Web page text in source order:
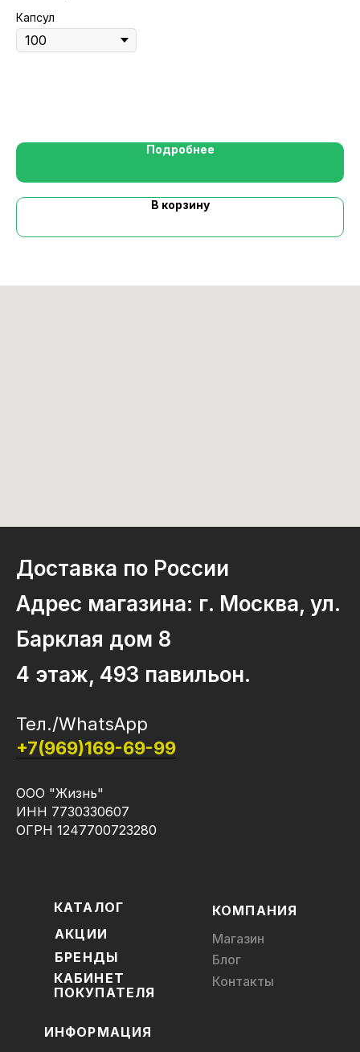
Капсул
Подробнее
В корзину
Доставка по России
Адрес магазина: г. Москва, ул.
Барклая дом 8
4 этаж, 493 павильон.
Тел./WhatsApp
+7(969)169-69-99
ООО "Жизнь"
ИНН 7730330607
ОГРН 1247700723280
КАТАЛОГ
КАБИНЕТ
ПОКУПАТЕЛЯ
БРЕНДЫ
АКЦИИ
Магазин
Блог
Контакты
КОМПАНИЯ
ИНФОРМАЦИЯ